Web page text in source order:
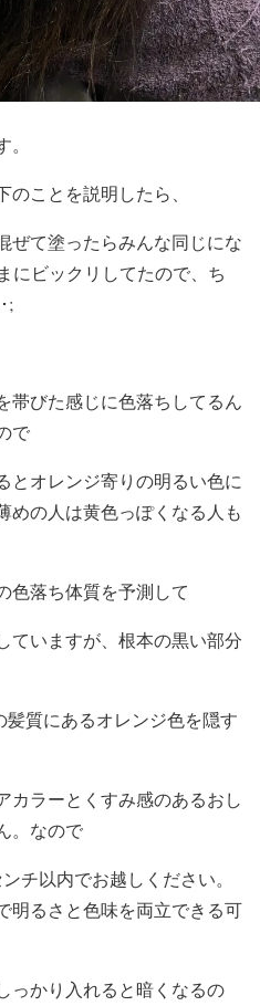
ことを説明したら、
ぜて塗ったらみんな同じにな
にビックリしてたので、ち
;
帯びた感じに色落ちしてるん
で
とオレンジ寄りの明るい色に
めの人は黄色っぽくなる人も
色落ち体質を予測して
ていますが、根本の黒い部分
髪質にあるオレンジ色を隠す
カラーとくすみ感のあるおし
。なので
チ以内でお越しください。
明るさと色味を両立できる可
っかり入れると暗くなるの